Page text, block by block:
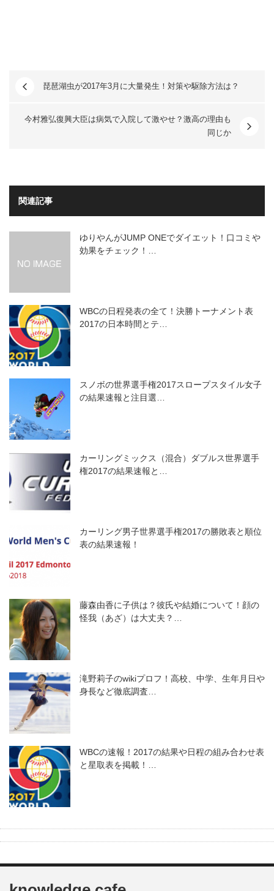
琵琶湖虫が2017年3月に大量発生！対策や駆除方法は？
今村雅弘復興大臣は病気で入院して激やせ？激高の理由も
同じか
関連記事
ゆりやんがJUMP ONEでダイエット！口コミや
効果をチェック！…
WBCの日程発表の全て！決勝トーナメント表
2017の日本時間とテ…
スノボの世界選手権2017スロープスタイル女子
の結果速報と注目選…
カーリングミックス（混合）ダブルス世界選手
権2017の結果速報と…
カーリング男子世界選手権2017の勝敗表と順位
表の結果速報！
藤森由香に子供は？彼氏や結婚について！顔の
怪我（あざ）は大丈夫？…
滝野莉子のwikiプロフ！高校、中学、生年月日や
身長など徹底調査…
WBCの速報！2017の結果や日程の組み合わせ表
と星取表を掲載！…